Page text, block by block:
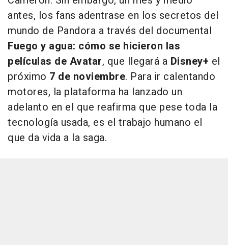
antes, los fans adentrase en los secretos del
mundo de Pandora a través del documental
Fuego y agua: cómo se hicieron las
películas de Avatar, que llegará a Disney+ el
próximo 7 de noviembre. Para ir calentando
motores, la plataforma ha lanzado un
adelanto en el que reafirma que pese toda la
tecnología usada, es el trabajo humano el
que da vida a la saga.